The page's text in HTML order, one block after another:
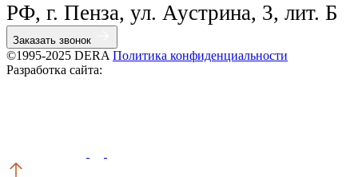
РФ, г. Пенза, ул. Аустрина, 3, лит. Б
Заказать звонок
©1995-2025 DERA Политика конфиденциальности
Разработка сайта: